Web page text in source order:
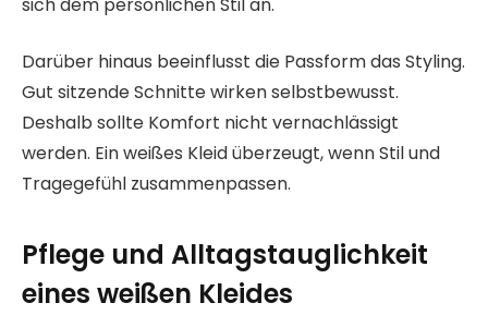
Darüber hinaus beeinflusst die Passform das Styling.
Gut sitzende Schnitte wirken selbstbewusst.
Deshalb sollte Komfort nicht vernachlässigt
werden. Ein weißes Kleid überzeugt, wenn Stil und
Tragegefühl zusammenpassen.
Pflege und Alltagstauglichkeit
eines weißen Kleides